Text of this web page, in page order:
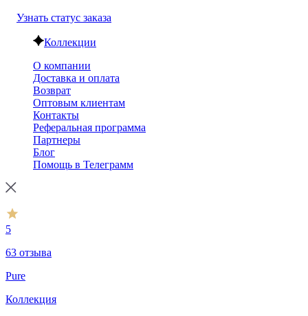
Узнать статус заказа
Коллекции
О компании
Доставка и оплата
Возврат
Оптовым клиентам
Контакты
Реферальная программа
Партнеры
Блог
Помощь в Телеграмм
5
63 отзыва
Pure
Коллекция